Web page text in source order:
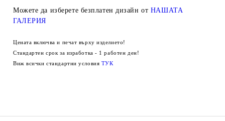
Можете да изберете безплатен дизайн от НАШАТА
ГАЛЕРИЯ
Цената включва и печат върху изделието!
Стандартен срок за изработка - 1 работен ден!
Виж всички стандартни условия ТУК